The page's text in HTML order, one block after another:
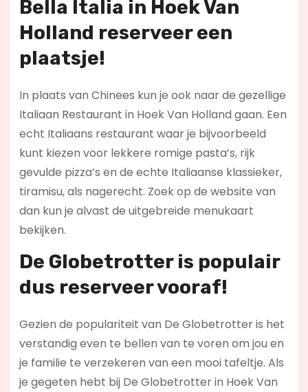
Bella Italia in Hoek Van
Holland reserveer een
plaatsje!
In plaats van Chinees kun je ook naar de gezellige
Italiaan Restaurant in Hoek Van Holland gaan. Een
echt Italiaans restaurant waar je bijvoorbeeld
kunt kiezen voor lekkere romige pasta’s, rijk
gevulde pizza’s en de echte Italiaanse klassieker,
tiramisu, als nagerecht. Zoek op de website van
dan kun je alvast de uitgebreide menukaart
bekijken.
De Globetrotter is populair
dus reserveer vooraf!
Gezien de populariteit van De Globetrotter is het
verstandig even te bellen van te voren om jou en
je familie te verzekeren van een mooi tafeltje. Als
je gegeten hebt bij De Globetrotter in Hoek Van